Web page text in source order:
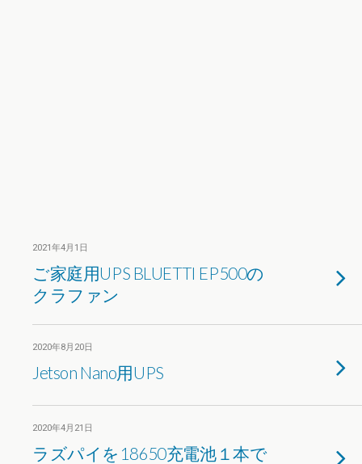
2021年4月1日
ご家庭用UPS BLUETTI EP500の
クラファン
2020年8月20日
Jetson Nano用UPS
2020年4月21日
ラズパイを18650充電池１本で